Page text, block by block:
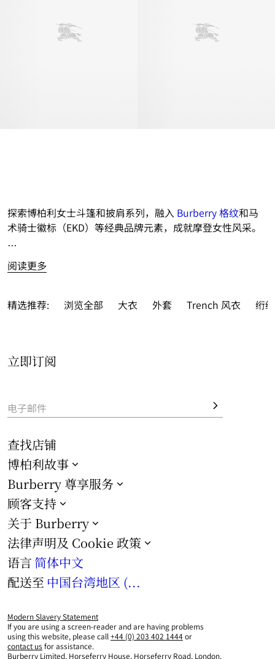
探索博柏利女士斗篷和披肩系列，融入 Burberry 格纹和马
术骑士徽标（EKD）等经典品牌元素，成就摩登女性风采。
阅读更多
精选推荐: 浏览全部 大衣 外套 Trench 风衣 绗
立即订阅
电子邮件
查找店铺
博柏利故事
Burberry 尊享服务
顾客支持
关于 Burberry
法律声明及 Cookie 政策
语言 简体中文
配送至 中国台湾地区 (TWD)
Modern Slavery Statement
If you are using a screen-reader and are having problems
using this website, please call+44 (0) 203 402 1444or
contact us for assistance.
Burberry Limited, Horseferry House, Horseferry Road, London,